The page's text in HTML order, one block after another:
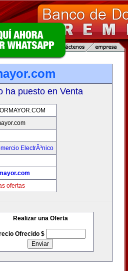
ha puesto en Venta
ElectrÃ³nico
ofertas
Realizar una Oferta
Ofrecido $